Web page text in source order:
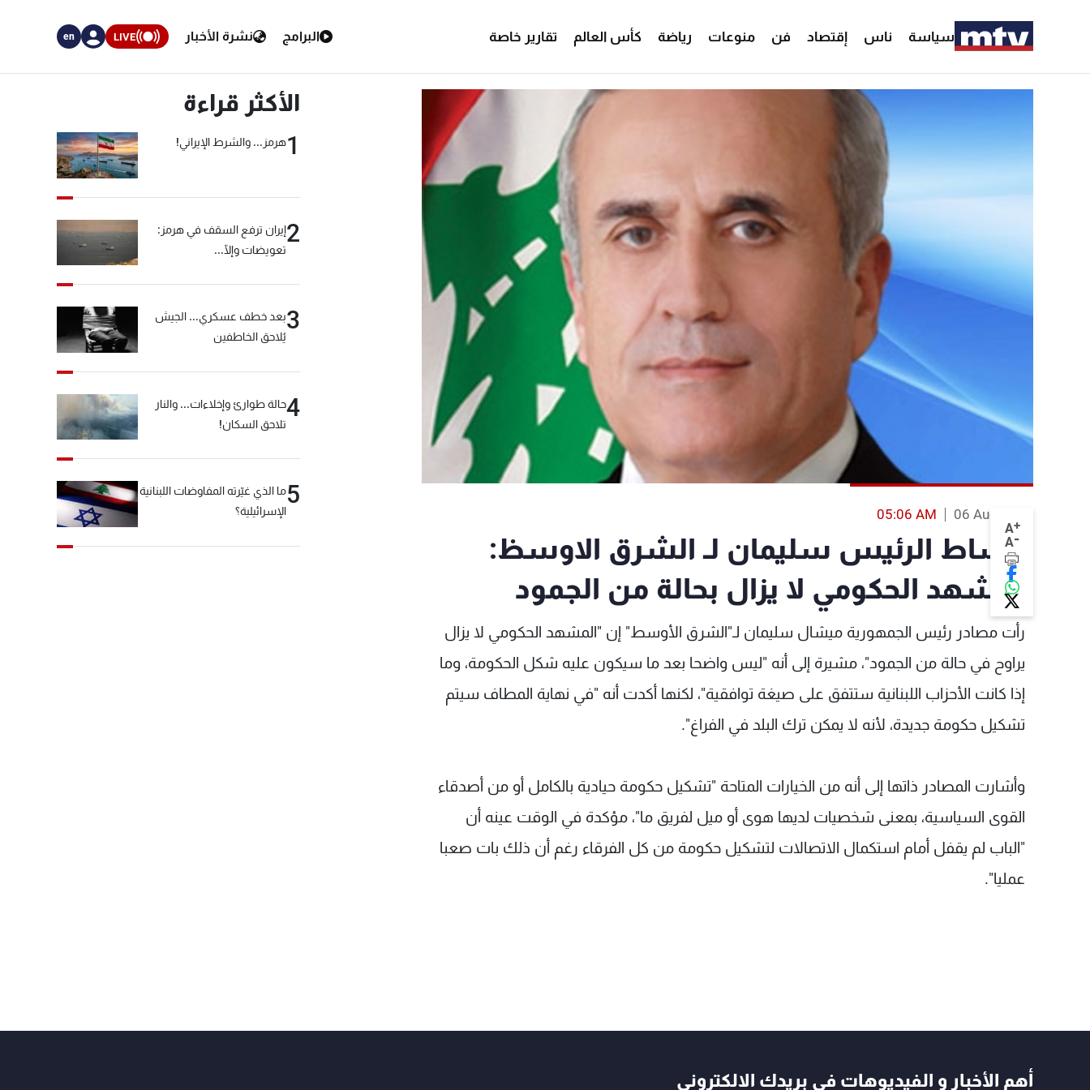
سياسة ناس إقتصاد فن منوعات رياضة كأس العالم تقارير خاصة البرامج نشرة الأخبار LIVE
en
A+
A-
06 Aug 2013
05:06 AM
أوساط الرئيس سليمان لـ الشرق الاوسظ:
المشهد الحكومي لا يزال بحالة من الجمود
رأت مصادر رئيس الجمهورية ميشال سليمان لـ"الشرق الأوسط" إن "المشهد الحكومي لا يزال
يراوح في حالة من الجمود"، مشيرة إلى أنه "ليس واضحا بعد ما سيكون عليه شكل الحكومة، وما
إذا كانت الأحزاب اللبنانية ستتفق على صيغة توافقية"، لكنها أكدت أنه "في نهاية المطاف سيتم
تشكيل حكومة جديدة، لأنه لا يمكن ترك البلد في الفراغ".
وأشارت المصادر ذاتها إلى أنه من الخيارات المتاحة "تشكيل حكومة حيادية بالكامل أو من أصدقاء
القوى السياسية، بمعنى شخصيات لديها هوى أو ميل لفريق ما"، مؤكدة في الوقت عينه أن
"الباب لم يقفل أمام استكمال الاتصالات لتشكيل حكومة من كل الفرقاء رغم أن ذلك بات صعبا
عمليا".
الأكثر قراءة
1هرمز... والشرط الإيراني!
2إيران ترفع السقف في هرمز:
تعويضات وإلّا...
3بعد خطف عسكري... الجيش
يُلاحق الخاطفين
4حالة طوارئ وإخلاءات... والنار
تلاحق السكان!
5ما الذي غيّرته المفاوضات اللبنانية
الإسرائيلية؟
أهم الأخبار و الفيديوهات في بريدك الالكتروني